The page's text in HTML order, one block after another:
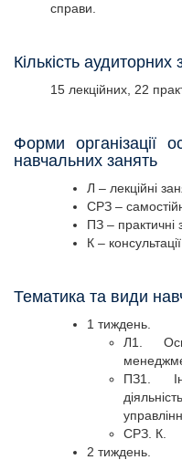
справи.
Кількість аудиторних
15 лекційних, 22
Форми організації
навчальних занять
Л – лекційні
СРЗ –
ПЗ – практичні
К –
Тематика та види
1 тиждень.
Л1.
ПЗ1.
СРЗ. К.
2 тиждень.